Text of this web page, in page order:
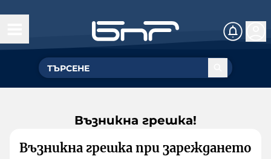
Възникна грешка!
Възникна грешка при зареждането